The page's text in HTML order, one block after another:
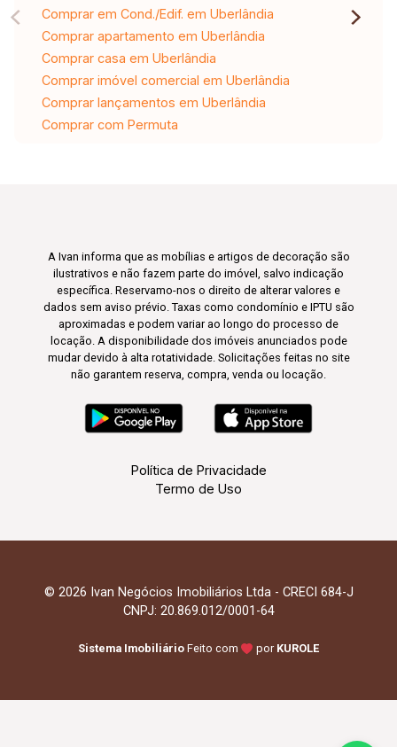
Comprar em Cond./Edif. em Uberlândia
Comprar apartamento em Uberlândia
Comprar casa em Uberlândia
Comprar imóvel comercial em Uberlândia
Comprar lançamentos em Uberlândia
Comprar com Permuta
A Ivan informa que as mobílias e artigos de decoração são
ilustrativos e não fazem parte do imóvel, salvo indicação
específica. Reservamo-nos o direito de alterar valores e
dados sem aviso prévio. Taxas como condomínio e IPTU são
aproximadas e podem variar ao longo do processo de
locação. A disponibilidade dos imóveis anunciados pode
mudar devido à alta rotatividade. Solicitações feitas no site
não garantem reserva, compra, venda ou locação.
Política de Privacidade
Termo de Uso
© 2026 Ivan Negócios Imobiliários Ltda - CRECI 684-J
CNPJ: 20.869.012/0001-64
Sistema Imobiliário Feito com por KUROLE